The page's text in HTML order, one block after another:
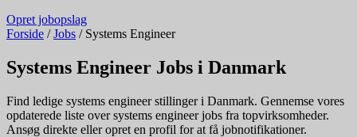
Opret jobopslag
Forside / Jobs / Systems Engineer
Systems Engineer Jobs i Danmark
Find ledige systems engineer stillinger i Danmark. Gennemse vores
opdaterede liste over systems engineer jobs fra topvirksomheder.
Ansøg direkte eller opret en profil for at få jobnotifikationer.